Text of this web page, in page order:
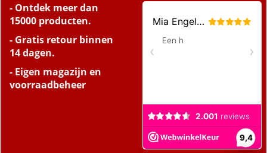
- Ontdek meer dan
15000 producten.
- Gratis retour binnen
14 dagen.
- Eigen magazijn en
voorraadbeheer